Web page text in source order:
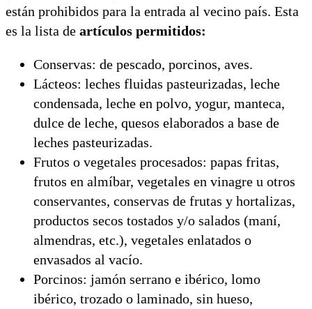
están prohibidos para la entrada al vecino país. Esta
es la lista de artículos permitidos:
Conservas: de pescado, porcinos, aves.
Lácteos: leches fluidas pasteurizadas, leche
condensada, leche en polvo, yogur, manteca,
dulce de leche, quesos elaborados a base de
leches pasteurizadas.
Frutos o vegetales procesados: papas fritas,
frutos en almíbar, vegetales en vinagre u otros
conservantes, conservas de frutas y hortalizas,
productos secos tostados y/o salados (maní,
almendras, etc.), vegetales enlatados o
envasados al vacío.
Porcinos: jamón serrano e ibérico, lomo
ibérico, trozado o laminado, sin hueso,